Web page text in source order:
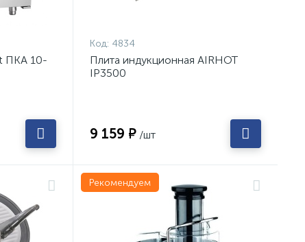
ПКА 10-
Код: 4834
Плита индукционная AIRHOT
IP3500
9 159 ₽ /шт
Рекомендуем